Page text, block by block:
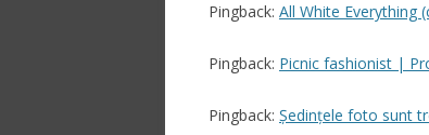
Pingback: All White Everything
Pingback: Picnic fashionist |
Pingback: Ședințele foto sunt